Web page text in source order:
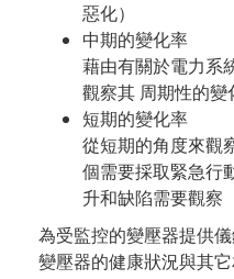
惡化）
中期的變化率
藉由有關於電力系
觀察其 周期性的變
短期的變化率
從短期的角度來觀
個需要採取緊急行
升和缺陷需要觀察
為受監控的變壓器提供
變壓器的健康狀況與其